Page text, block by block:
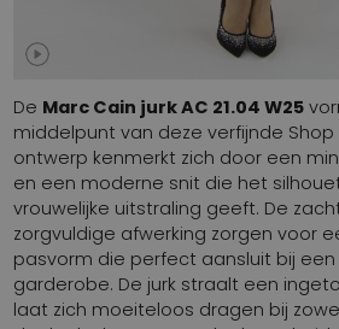
De Marc Cain jurk AC 21.04 W25
middelpunt van deze verfijnde Shop
ontwerp kenmerkt zich door een
en een moderne snit die het
vrouwelijke uitstraling geeft. De
zorgvuldige afwerking zorgen voor
pasvorm die perfect aansluit bij een
garderobe. De jurk straalt een
laat zich moeiteloos dragen bij